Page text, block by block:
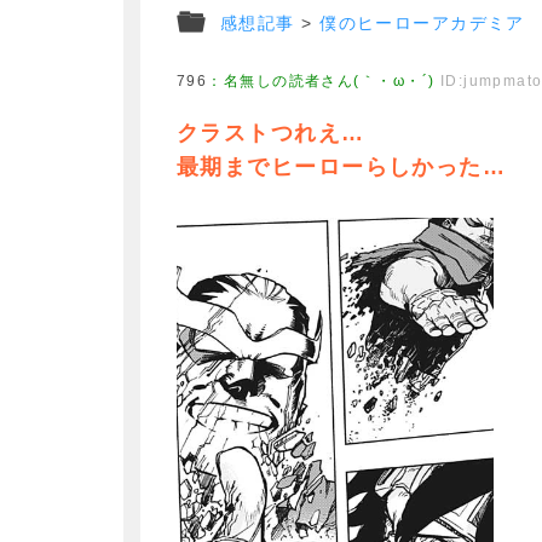
感想記事 >僕のヒーローアカデミア
796 ： 名無しの読者さん(｀・ω・´)
クラストつれえ…
最期までヒーローらしかった…